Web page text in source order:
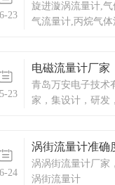
23
旋进漩涡流量计,
气流量计,丙烷气
23
电磁流量计厂家
青岛万安电子技术
家，集设计，研发
了长期的合作关
有限公司是电磁流
门1、设备部：销
24
涡街流量计准确
涡涡街流量计厂家
涡街流量计